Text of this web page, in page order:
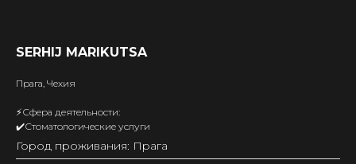
SERHIJ MARIKUTSA
Прага, Чехия
⚡️Сфера деятельности:
✔️Стоматологические услуги
Город проживания: Прага